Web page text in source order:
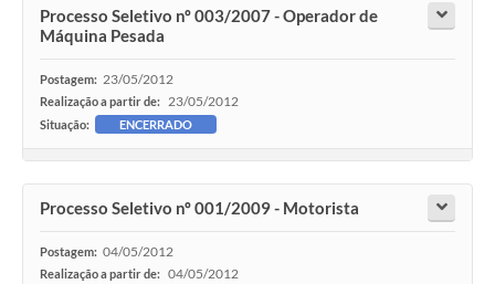
Processo Seletivo nº 003/2007 - Operador de
Máquina Pesada
Postagem: 23/05/2012
Realização a partir de: 23/05/2012
Situação: ENCERRADO
Processo Seletivo nº 001/2009 - Motorista
Postagem: 04/05/2012
Realização a partir de: 04/05/2012